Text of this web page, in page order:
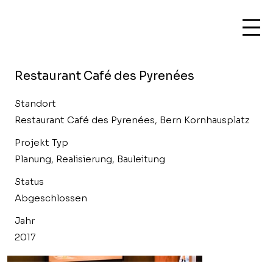
Restaurant Café des Pyrenées
Standort
Restaurant Café des Pyrenées, Bern Kornhausplatz
Projekt Typ
Planung, Realisierung, Bauleitung
Status
Abgeschlossen
Jahr
2017